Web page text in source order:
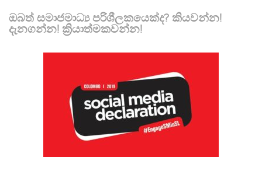
ඔබත් සමාජමාධ්‍ය පරිශීලකයෙක්ද? කියවන්න!
දැනගන්න! ක්‍රියාත්මකවන්න!